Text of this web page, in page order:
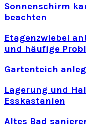
Sonnenschirm
beachten
Etagenzwiebel
und häufige
Gartenteich
Lagerung und
Esskastanien
Altes Bad